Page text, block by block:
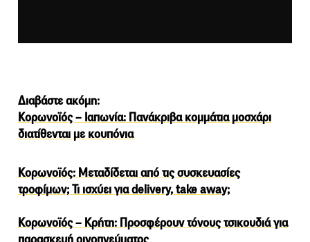
Διαβάστε ακόμη:
Κορωνοϊός – Ιαπωνία: Πανάκριβα κομμάτια μοσχάρι
διατίθενται με κουπόνια
Κορωνοϊός: Μεταδίδεται από τις συσκευασίες
τροφίμων; Τι ισχύει για delivery, take away;
Κορωνοϊός – Κρήτη: Προσφέρουν τόνους τσικουδιά για